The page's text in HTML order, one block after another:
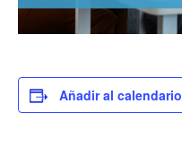
Añadir al calendario